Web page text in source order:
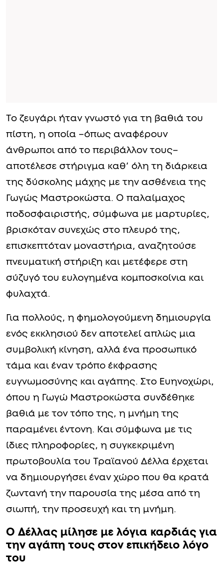
Το ζευγάρι ήταν γνωστό για τη βαθιά του
πίστη, η οποία –όπως αναφέρουν
άνθρωποι από το περιβάλλον τους–
αποτέλεσε στήριγμα καθ’ όλη τη διάρκεια
της δύσκολης μάχης με την ασθένεια της
Γωγώς Μαστροκώστα. Ο παλαίμαχος
ποδοσφαιριστής, σύμφωνα με μαρτυρίες,
βρισκόταν συνεχώς στο πλευρό της,
επισκεπτόταν μοναστήρια, αναζητούσε
πνευματική στήριξη και μετέφερε στη
σύζυγό του ευλογημένα κομποσκοίνια και
φυλαχτά.
Για πολλούς, η φημολογούμενη δημιουργία
ενός εκκλησιού δεν αποτελεί απλώς μια
συμβολική κίνηση, αλλά ένα προσωπικό
τάμα και έναν τρόπο έκφρασης
ευγνωμοσύνης και αγάπης. Στο Ευηνοχώρι,
όπου η Γωγώ Μαστροκώστα συνδέθηκε
βαθιά με τον τόπο της, η μνήμη της
παραμένει έντονη. Και σύμφωνα με τις
ίδιες πληροφορίες, η συγκεκριμένη
πρωτοβουλία του Τραϊανού Δέλλα έρχεται
να δημιουργήσει έναν χώρο που θα κρατά
ζωντανή την παρουσία της μέσα από τη
σιωπή, την προσευχή και τη μνήμη.
O Δέλλας μίλησε με λόγια καρδιάς για
την αγάπη τους στον επικήδειο λόγο
του